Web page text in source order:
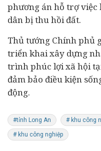
phương án hỗ trợ việc
dân bị thu hồi đất.
Thủ tướng Chính phủ
triển khai xây dựng
trình phúc lợi xã hội
đảm bảo điều kiện
động.
#tỉnh Long An # khu công
# khu công nghiệp